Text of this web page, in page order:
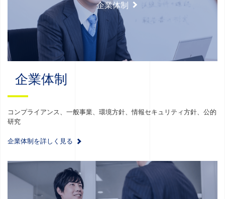
企業体制
企業体制
コンプライアンス、一般事業、環境方針、情報セキュリティ方針、公的
研究
企業体制を詳しく見る